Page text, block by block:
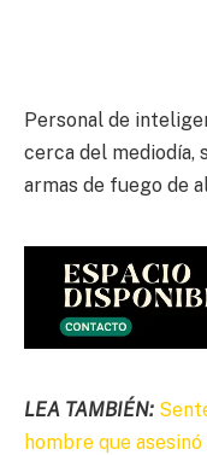
Personal de
cerca del mediodía,
armas de fuego de
LEA TAMBIÉN:
hombre que